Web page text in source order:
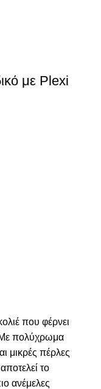
με Plexi
που φέρνει
πολύχρωμα
μικρές πέρλες
το
ανέμελες